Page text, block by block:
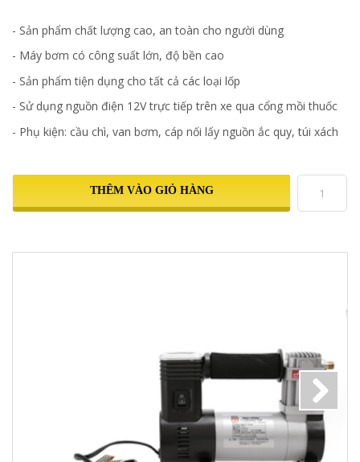
- Sản phẩm chất lượng cao, an toàn cho người dùng
- Máy bơm có công suất lớn, độ bền cao
- Sản phẩm tiện dụng cho tất cả các loại lốp
- Sử dụng nguồn điện 12V trực tiếp trên xe qua cổng mồi thuốc
- Phụ kiện: cầu chì, van bơm, cáp nối lấy nguồn ắc quy, túi xách
THÊM VÀO GIỎ HÀNG
Next